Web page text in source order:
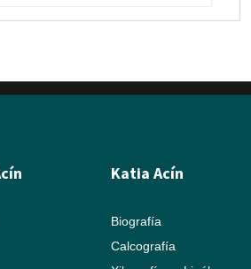
Katia Acín
Biografía
Calcografía